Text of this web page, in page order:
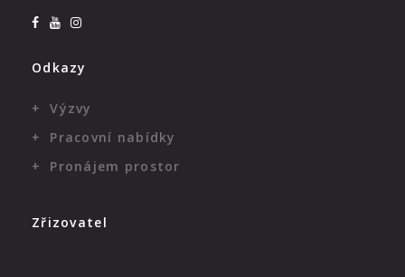
Odkazy
Výzvy
Pracovní nabídky
Pronájem prostor
Zřizovatel